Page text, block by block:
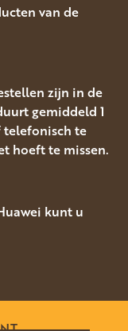
van de
zijn in de
gemiddeld 1
telefonisch te
hoeft te missen.
kunt u